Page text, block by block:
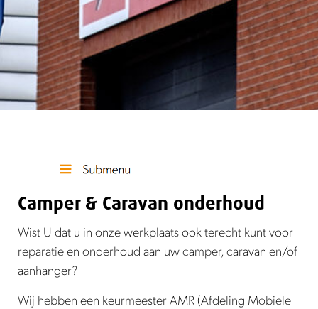
Camper & Caravan onderhoud
Wist U dat u in onze werkplaats ook terecht kunt voor
reparatie en onderhoud aan uw camper, caravan en/of
aanhanger?
Wij hebben een keurmeester AMR (Afdeling Mobiele